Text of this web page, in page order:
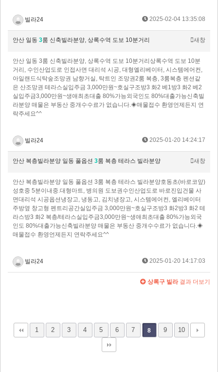
빌라24 2025-02-04 13:35:08
안산 일동 3룸 신축빌라분양, 상록수역 도보 10분거리 새창
안산 일동 3룸 신축빌라분양, 상록수역 도보 10분거리상록수역 도보 10분
거리, 수인산업도로 인접사면 대리석 시공, 대형엘리베이터, 시스템에어컨,
아일랜드식탁숲조망권 남향거실, 탁트인 조망권2룸 복층, 3룸복층 펜션같
은 산조망권 테라스실입주금 3,000만원~호실구조방3 화2 베1방3 화2 베2
실입주금3,000만원~생애최초대출 80%가능외국인도 80%대출가능신축빌
라분양 매물은 부동산 중개수수료가 없습니다.◈매물접수 환영언제든지 연
락주세요^^
빌라24 2025-01-20 14:24:17
안산 복층빌라분양 일동 풀옵션 3룸 복층 테라스 빌라분양 새창
안산 복층빌라분양 일동 풀옵션 3룸 복층 테라스 빌라분양호동초(바로코앞)
성호중 5분이내중.대형마트, 병의원 도보권수인산업도로 바로진입건물 사
면대리석 시공옵션냉장고, 냉동고, 김치냉장고, 시스템에어컨, 엘리베이터
주방옆 창고형 펜트리공간실입주금 3,000만원~호실구조방3 화2방3 화2 테
라스방3 화2 복층/테라스실입주금3,000만원~생애최초대출 80%가능외국
인도 80%대출가능신축빌라분양 매물은 부동산 중개수수료가 없습니다.◈
매물접수 환영언제든지 연락주세요^^
빌라24 2025-01-20 14:17:03
상록구 빌라결과 더보기
1 2 3 4 5 6 7 8 9 10